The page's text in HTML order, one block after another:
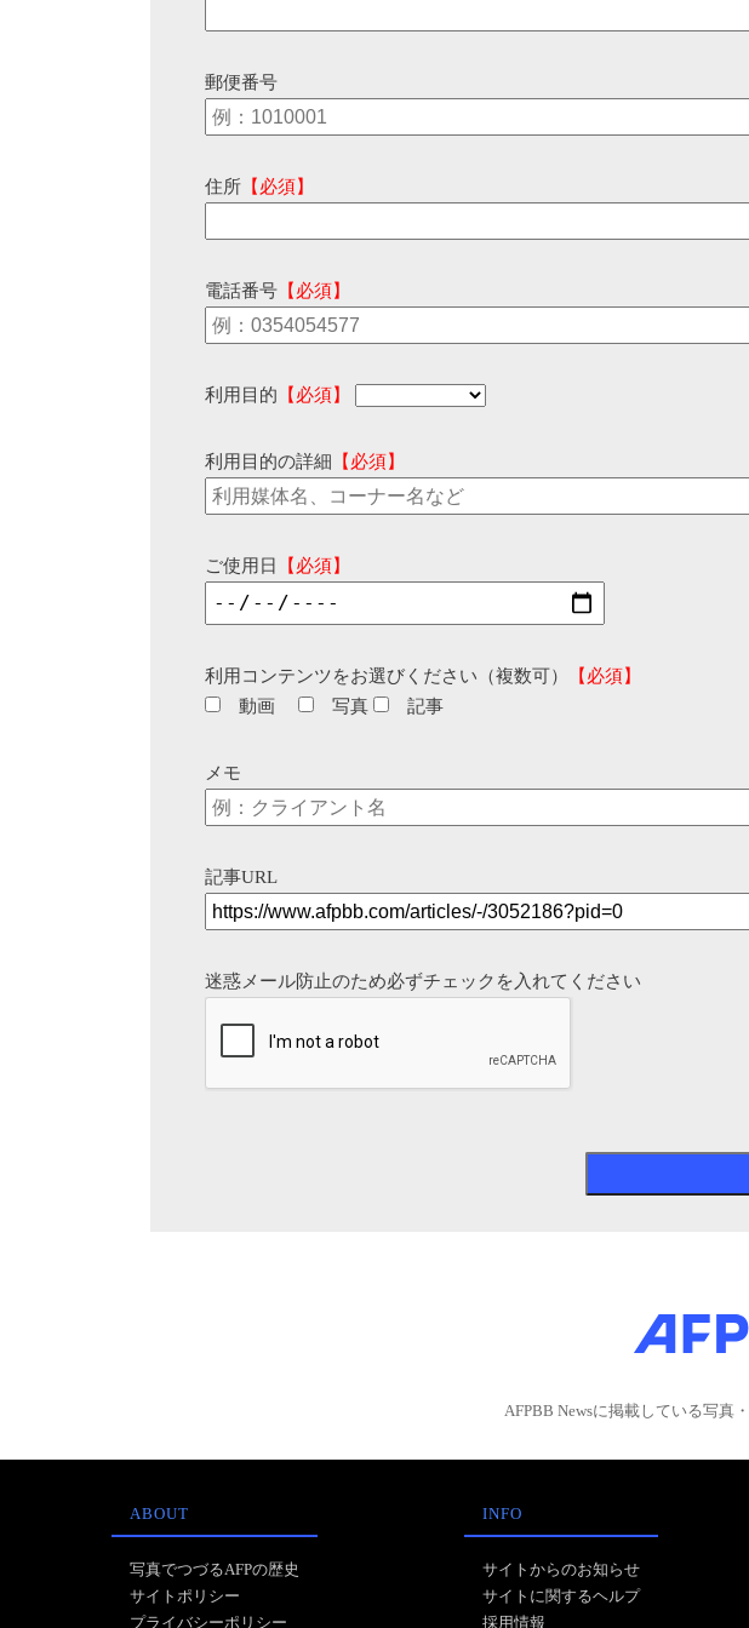
郵便番号
住所 【必須】
電話番号 【必須】
利用目的 【必須】
利用目的の詳細 【必須】
ご使用日 【必須】
利用コンテンツをお選びください（複数可）
【必須】
動画
写真 記事
メモ
記事URL
迷惑メール防止のため必ずチェックを入れてください
AFPBB Newsに掲載している写真
ABOUT
写真でつづるAFPの歴史
サイトポリシー
プライバシーポリシー
INFO
サイトからのお知らせ
サイトに関するヘルプ
採用情報